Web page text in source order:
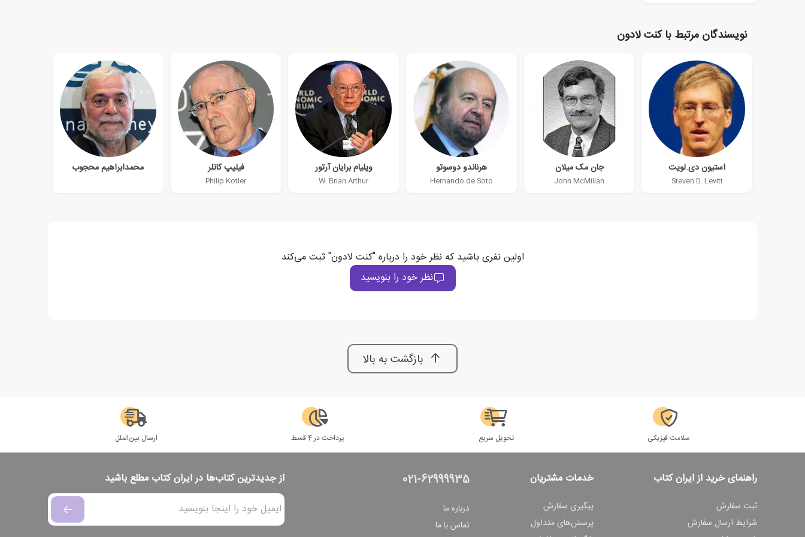
نویسندگان مرتبط با کنت لادون
استیون دی.لویت
Steven D. Levitt
جان مک میلان
John McMillan
هرناندو دوسوتو
Hernando de Soto
ویلیام برایان آرتور
W. Brian Arthur
فیلیپ کاتلر
Philip Kotler
محمدابراهیم محجوب
اولین نفری باشید که نظر خود را درباره "کنت لادون" ثبت می‌کند
نظر خود را بنویسید
بازگشت به بالا
سلامت فیزیکی تحویل سریع پرداخت در 4 قسط ارسال بین‌الملل
راهنمای خرید از ایران کتاب
ثبت سفارش
شرایط ارسال سفارش
خدمات مشتریان
پیگیری سفارش
پرسش‌های متداول
021-62999935
درباره ما
تماس با ما
از جدیدترین کتاب‌ها در ایران کتاب مطلع باشید